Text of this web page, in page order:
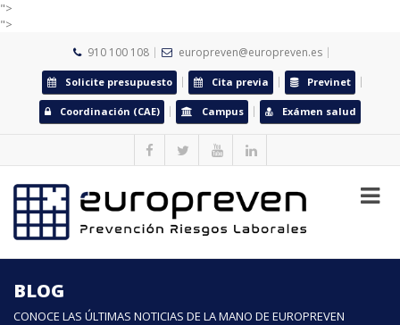
">
">
910 100 108 europreven@europreven.es
Solicite presupuesto Cita previa Previnet
Coordinación (CAE) Campus Exámen salud
BLOG
CONOCE LAS ÚLTIMAS NOTICIAS DE LA MANO DE EUROPREVEN